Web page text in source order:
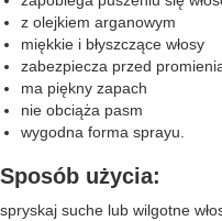
z olejkiem arganowym
miękkie i błyszczące włosy
zabezpiecza przed
ma piękny zapach
nie obciąża pasm
wygodna forma sprayu.
Sposób użycia:
spryskaj suche lub wilgotne